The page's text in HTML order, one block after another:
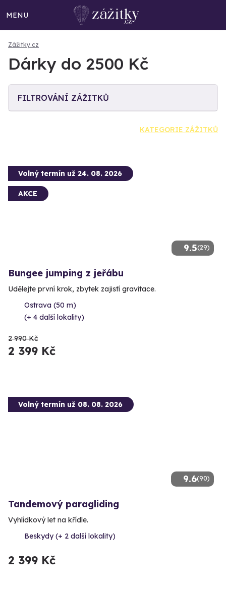
MENU
Zážitky.cz
Dárky do 2500 Kč
FILTROVÁNÍ ZÁŽITKŮ
KATEGORIE ZÁŽITKŮ
9.5(29)
Volný termín už 24. 08. 2026
AKCE
Bungee jumping z jeřábu
Udělejte první krok, zbytek zajistí gravitace.
Ostrava (50 m)
(+ 4 další lokality)
2 990 Kč
2 399 Kč
9.6(90)
Volný termín už 08. 08. 2026
Tandemový paragliding
Vyhlídkový let na křídle.
Beskydy (+ 2 další lokality)
2 399 Kč